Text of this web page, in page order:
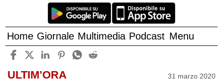
Home Giornale Multimedia Podcast Menu
ULTIM’ORA 31 marzo 2020